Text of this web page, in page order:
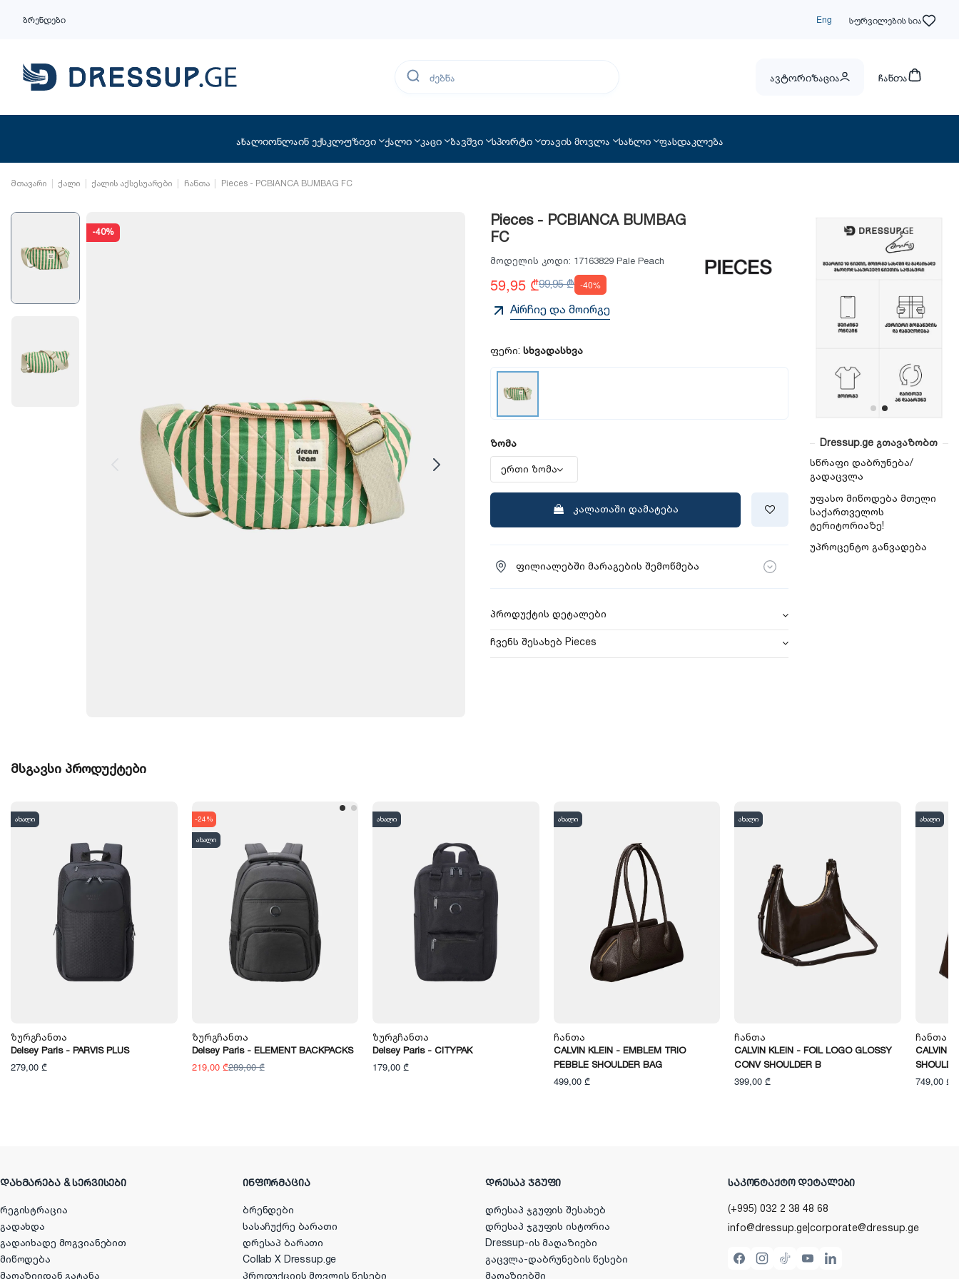
ბრენდები Eng სურვილების სია
ავტორიზაცია ჩანთა
ახალიონლაინ ექსკლუზივი ქალი კაცი ბავშვი სპორტი თავის მოვლა სახლი ფასდაკლება
მთავარი ქალი ქალის აქსესუარები ჩანთა Pieces - PCBIANCA BUMBAG FC
-40%
Pieces - PCBIANCA BUMBAG
FC
მოდელის კოდი: 17163829 Pale Peach
59,95 ₾99,95 ₾ -40%
Aiრჩიე და მოირგე
ფერი: სხვადასხვა
ზომა
კალათაში დამატება
ფილიალებში მარაგების შემოწმება
პროდუქტის დეტალები
ჩვენს შესახებ Pieces
Dressup.ge გთავაზობთ
სწრაფი დაბრუნება/
გადაცვლა
უფასო მიწოდება მთელი
საქართველოს
ტერიტორიაზე!
უპროცენტო განვადება
მსგავსი პროდუქტები
ახალი
Ზურგჩანთა
Delsey Paris - PARVIS PLUS
279,00 ₾
-24%
ახალი
Ზურგჩანთა
Delsey Paris - ELEMENT BACKPACKS
219,00 ₾289,00 ₾
ახალი
Ზურგჩანთა
Delsey Paris - CITYPAK
179,00 ₾
ახალი
Ჩანთა
CALVIN KLEIN - EMBLEM TRIO
PEBBLE SHOULDER BAG
499,00 ₾
ახალი
Ჩანთა
CALVIN KLEIN - FOIL LOGO GLOSSY
CONV SHOULDER B
399,00 ₾
ახალი
Ჩანთა
CALVIN
749,00 ₾
ᲓᲐᲮᲛᲐᲠᲔᲑᲐ & ᲡᲔᲠᲕᲘᲡᲔᲑᲘ
რეგისტრაცია
გადახდა
გადაიხადე მოგვიანებით
მიწოდება
ᲘᲜᲤᲝᲠᲛᲐᲪᲘᲐ
ბრენდები
სასაჩუქრე ბარათი
დრესაპ ბარათი
Collab X Dressup.ge
ᲓᲠᲔᲡᲐᲞ ᲯᲒᲣᲤᲘ
დრესაპ ჯგუფის შესახებ
დრესაპ ჯგუფის ისტორია
Dressup-ის მაღაზიები
გაცვლა-დაბრუნების წესები
ᲡᲐᲙᲝᲜᲢᲐᲥᲢᲝ ᲓᲔᲢᲐᲚᲔᲑᲘ
(+995) 032 2 38 48 68
info@dressup.gecorporate@dressup.ge